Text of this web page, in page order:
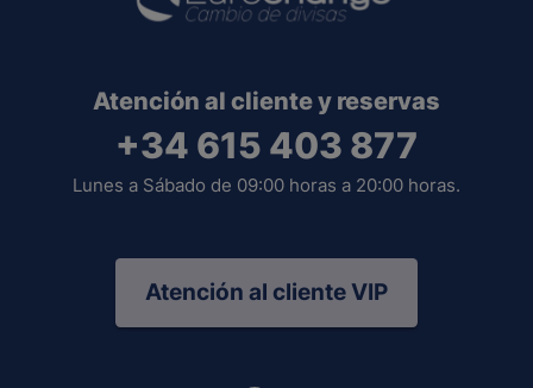
Atención al cliente y reservas
+34 615 403 877
Lunes a Sábado de 09:00 horas a 20:00 horas.
Atención al cliente VIP